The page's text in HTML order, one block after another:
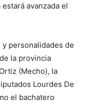
avanzada el
personalidades de
la provincia
(Mecho), la
Lourdes De
el bachatero